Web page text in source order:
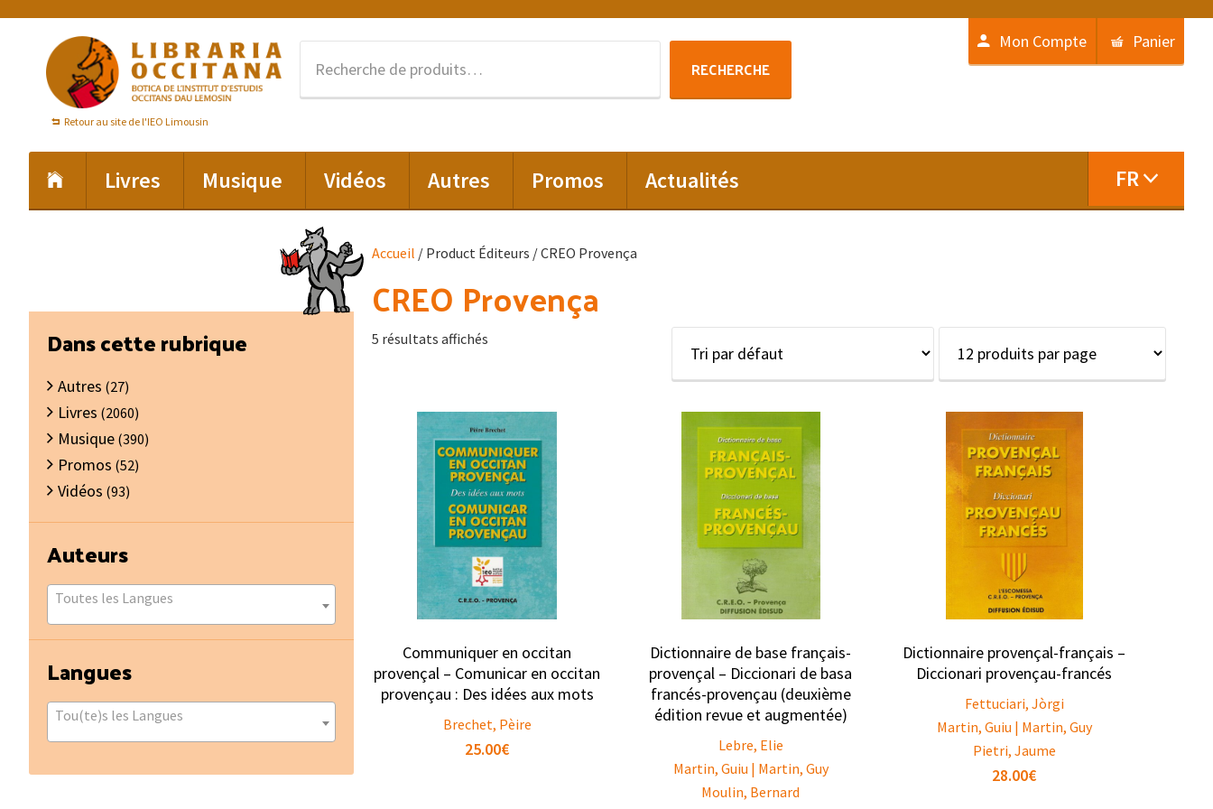
navigation
principale
contenu
principal
Retour au site de l'IEO Limousin
RECHERCHE
Mon Compte Panier
Livres Musique Vidéos Autres Promos Actualités FR
Accueil / Product Éditeurs / CREO Provença
CREO Provença
5 résultats affichés
Communiquer en occitan
provençal – Comunicar en occitan
provençau : Des idées aux mots
Brechet, Pèire
25.00€
Dictionnaire de base français-
provençal – Diccionari de basa
francés-provençau (deuxième
édition revue et augmentée)
Lebre, Elie
Martin, Guiu | Martin, Guy
Moulin, Bernard
Dictionnaire provençal-français –
Diccionari provençau-francés
Fettuciari, Jòrgi
Martin, Guiu | Martin, Guy
Pietri, Jaume
28.00€
Barre
latérale
principale
Dans cette rubrique
Autres (27)
Livres (2060)
Musique (390)
Promos (52)
Vidéos (93)
Auteurs
Toutes les Langues
Langues
Tou(te)s les Langues